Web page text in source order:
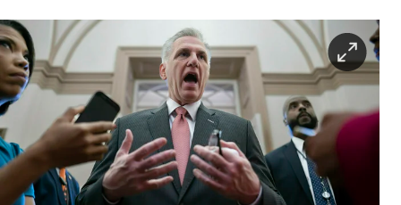
sport
berlin
nord
wahrheit
verlag